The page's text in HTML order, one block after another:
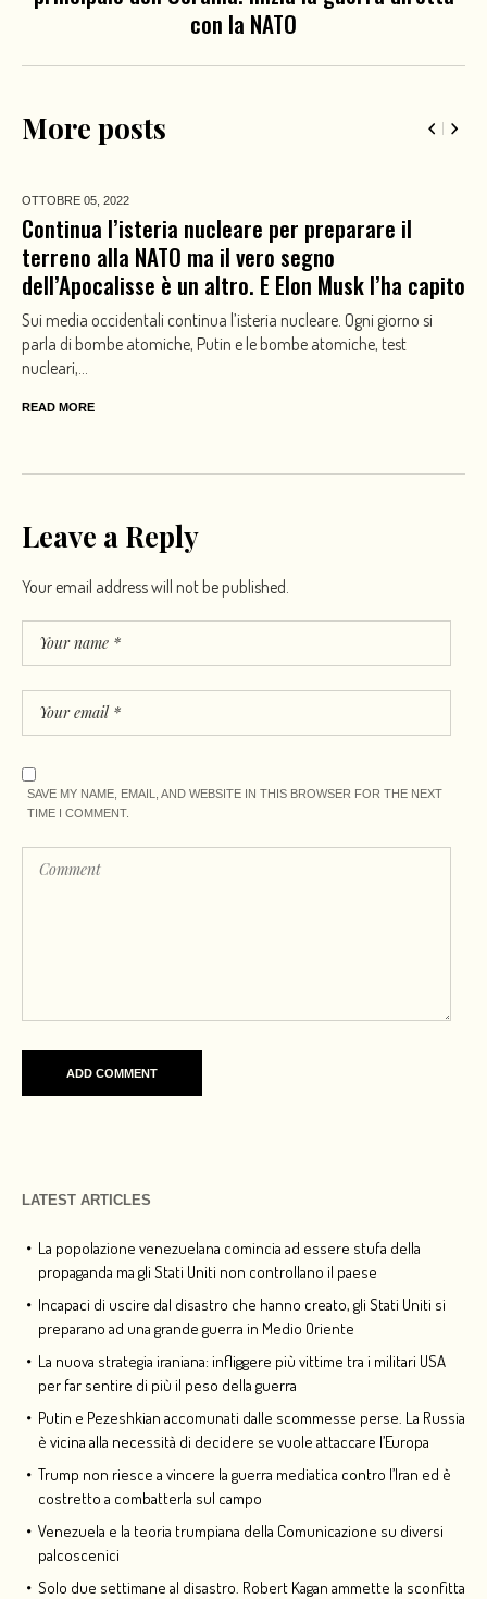
con la NATO
More posts
OTTOBRE 05, 2022
Continua l’isteria nucleare per preparare il
terreno alla NATO ma il vero segno
dell’Apocalisse è un altro. E Elon Musk l’ha capito
Sui media occidentali continua l’isteria nucleare. Ogni giorno si
parla di bombe atomiche, Putin e le bombe atomiche, test
nucleari,...
READ MORE
Leave a Reply
Your email address will not be published.
SAVE MY NAME, EMAIL, AND WEBSITE IN THIS BROWSER FOR THE NEXT
TIME I COMMENT.
LATEST ARTICLES
La popolazione venezuelana comincia ad essere stufa della
propaganda ma gli Stati Uniti non controllano il paese
Incapaci di uscire dal disastro che hanno creato, gli Stati Uniti si
preparano ad una grande guerra in Medio Oriente
La nuova strategia iraniana: infliggere più vittime tra i militari USA
per far sentire di più il peso della guerra
Putin e Pezeshkian accomunati dalle scommesse perse. La Russia
è vicina alla necessità di decidere se vuole attaccare l’Europa
Trump non riesce a vincere la guerra mediatica contro l’Iran ed è
costretto a combatterla sul campo
Venezuela e la teoria trumpiana della Comunicazione su diversi
palcoscenici
Solo due settimane al disastro. Robert Kagan ammette la sconfitta